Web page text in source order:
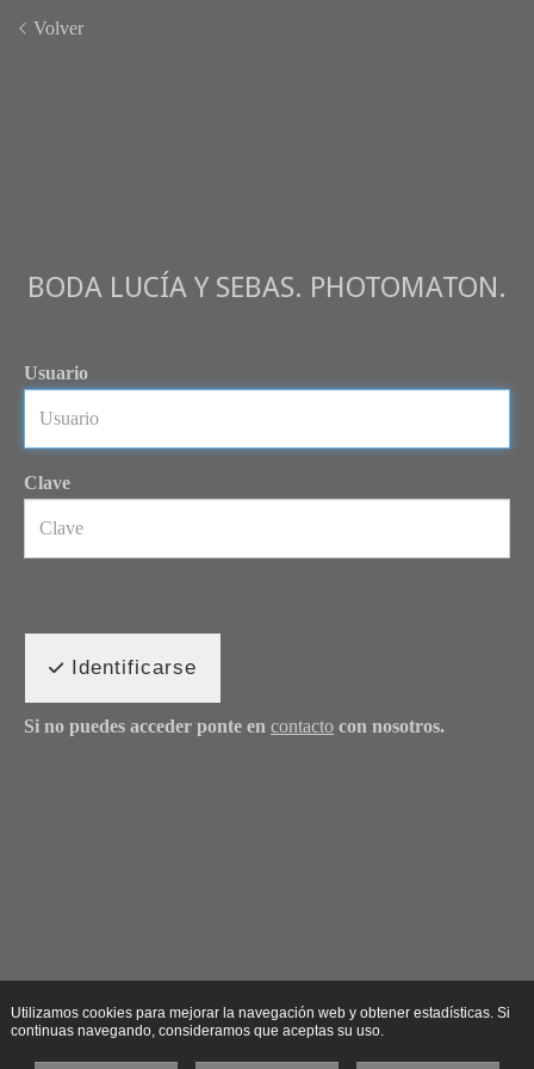
Volver
BODA LUCÍA Y SEBAS. PHOTOMATON.
Usuario
Clave
Identificarse
Si no puedes acceder ponte en contacto con nosotros.
Utilizamos cookies para mejorar la navegación web y obtener estadísticas. Si
continuas navegando, consideramos que aceptas su uso.